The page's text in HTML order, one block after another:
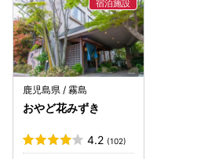
鹿児島県 / 霧島
おやど花みずき
4.2 (102)